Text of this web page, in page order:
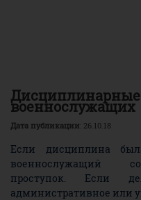
военнослужащих
Дата публикации: 26.10.18
Если дисциплина
военнослужащий
проступок. Если
административное или